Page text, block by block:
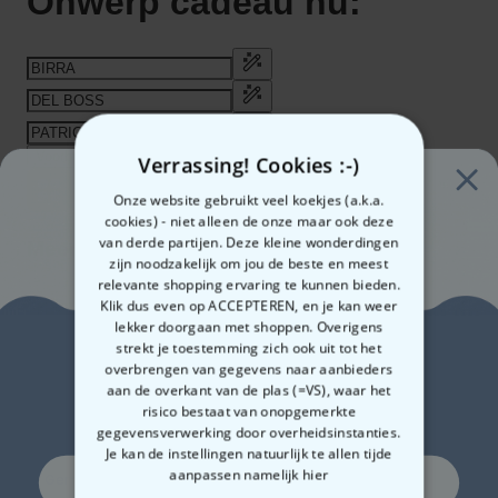
€ 19,99
In winkelwagentje
Gemaakt in Oostenrijk
Snelle verzending
Verrassing! Cookies :-)
Onze website gebruikt veel koekjes (a.k.a.
cookies) - niet alleen de onze maar ook deze
van derde partijen. Deze kleine wonderdingen
zijn noodzakelijk om jou de beste en meest
relevante shopping ervaring te kunnen bieden.
Klik dus even op ACCEPTEREN, en je kan weer
lekker doorgaan met shoppen. Overigens
strekt je toestemming zich ook uit tot het
overbrengen van gegevens naar aanbieders
aan de overkant van de plas (=VS), waar het
risico bestaat van onopgemerkte
gegevensverwerking door overheidsinstanties.
Je kan de instellingen natuurlijk te allen tijde
aanpassen namelijk hier
Zin in
10% korting?
Ja, graag!